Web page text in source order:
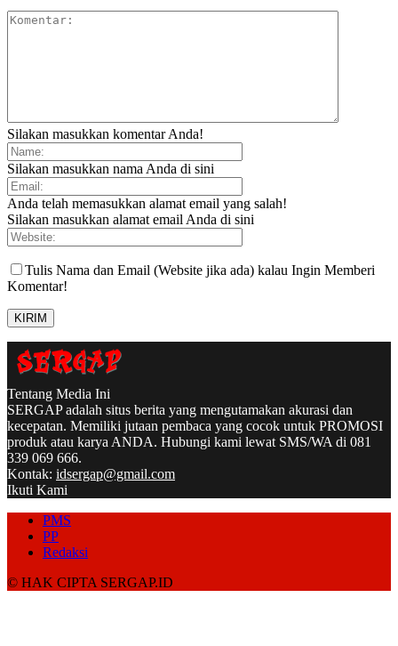
Silakan masukkan komentar Anda!
Silakan masukkan nama Anda di sini
Anda telah memasukkan alamat email yang salah!
Silakan masukkan alamat email Anda di sini
Tulis Nama dan Email (Website jika ada) kalau Ingin Memberi
Komentar!
Tentang Media Ini
SERGAP adalah situs berita yang mengutamakan akurasi dan
kecepatan. Memiliki jutaan pembaca yang cocok untuk PROMOSI
produk atau karya ANDA. Hubungi kami lewat SMS/WA di 081
339 069 666.
Kontak: idsergap@gmail.com
Ikuti Kami
PMS
PP
Redaksi
© HAK CIPTA SERGAP.ID